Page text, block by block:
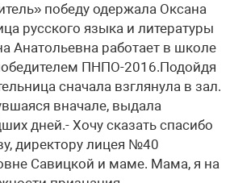
победу одержала Оксана
русского языка и литературы
Анатольевна работает в школе
ПНПО-2016.Подойдя
сначала взглянула в зал.
вначале, выдала
дней.- Хочу сказать спасибо
директору лицея №40
Савицкой и маме. Мама, я на